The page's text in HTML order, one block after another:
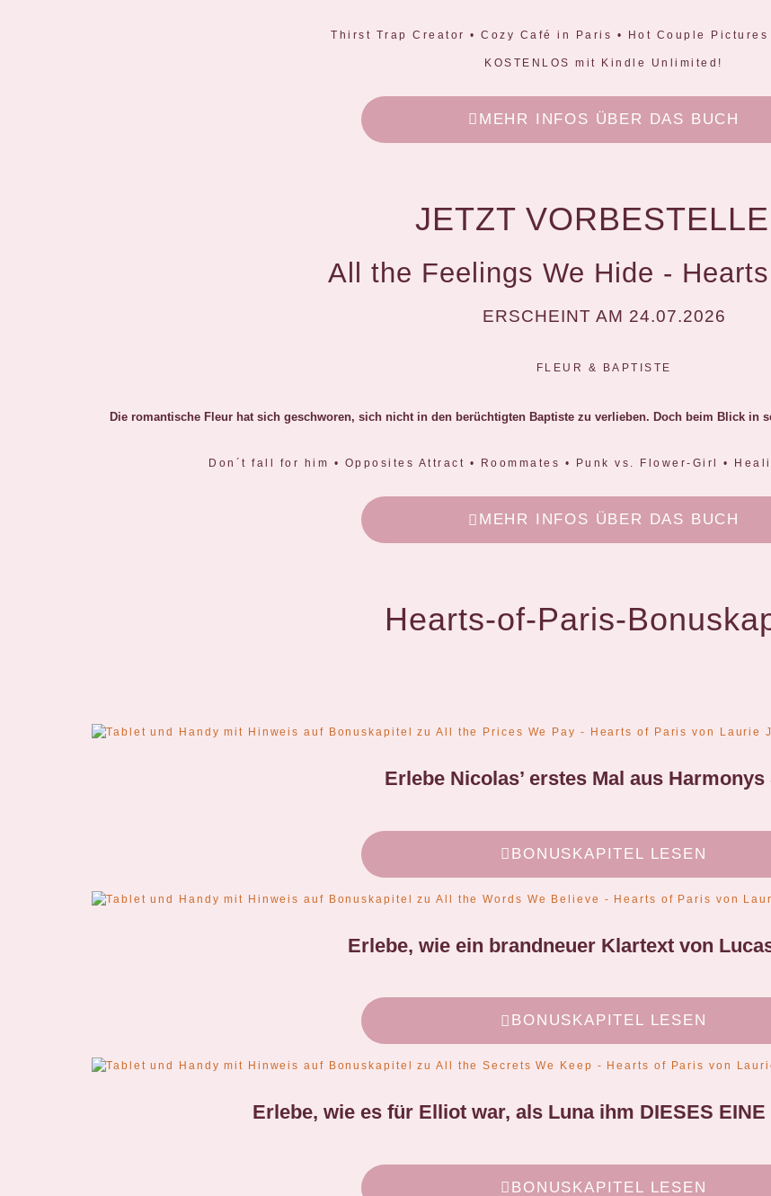
Thirst Trap Creator • Cozy Café in Paris • Hot Couple Pictures
KOSTENLOS mit Kindle Unlimited!
MEHR INFOS ÜBER DAS BUCH
JETZT
All the Feelings We Hide -
ERSCHEINT AM 24.07.2026
FLEUR & BAPTISTE
Die romantische Fleur hat sich geschworen, sich nicht in den berüchtigten Baptiste zu verlieben. Doch beim Blick in
Don´t fall for him • Opposites Attract • Roommates • Punk vs. Flower-Girl •
MEHR INFOS ÜBER DAS BUCH
Hearts-of-Paris-
Erlebe Nicolas’ erstes Mal aus
BONUSKAPITEL LESEN
Erlebe, wie ein brandneuer Klartext von
BONUSKAPITEL LESEN
Erlebe, wie es für Elliot war, als Luna ihm DIESES
BONUSKAPITEL LESEN